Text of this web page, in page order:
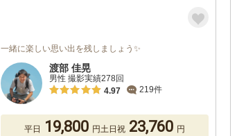
一緒に楽しい思い出を残しましょう✨
渡部 佳晃
男性 撮影実績278回
4.97
219件
平日 19,800 円土日祝 23,760 円